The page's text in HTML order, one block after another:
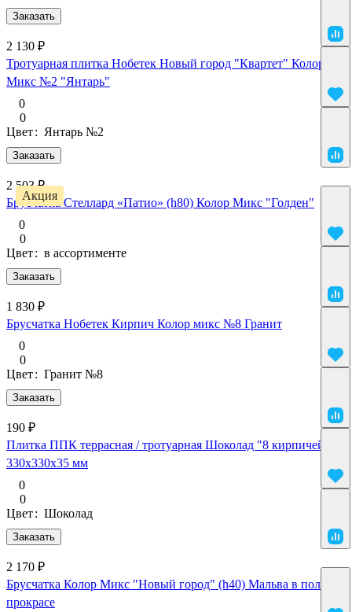
Заказать
2 130 ₽
Тротуарная плитка Нобетек Новый город "Квартет" Колор
Микс №2 "Янтарь"
0
0
Заказать
Цвет: Янтарь №2
Акция
2 503 ₽
Брусчатка Стеллард «Патио» (h80) Колор Микс "Голден"
0
0
Заказать
Цвет: в ассортименте
1 830 ₽
Брусчатка Нобетек Кирпич Колор микс №8 Гранит
0
0
Заказать
Цвет: Гранит №8
190 ₽
Плитка ППК террасная / тротуарная Шоколад "8 кирпичей"
330х330х35 мм
0
0
Заказать
Цвет: Шоколад
2 170 ₽
Брусчатка Колор Микс "Новый город" (h40) Мальва в полном
прокрасе